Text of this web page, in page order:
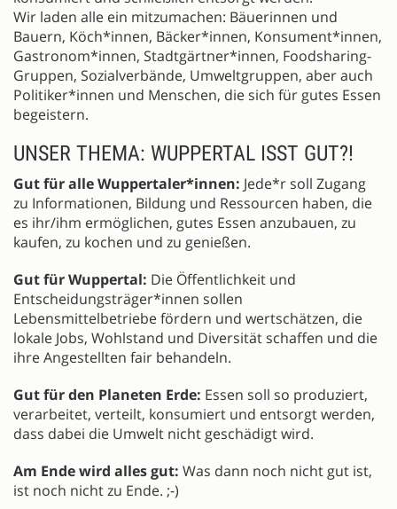
Wir laden alle ein mitzumachen: Bäuerinnen und
Bauern, Köch*innen, Bäcker*innen, Konsument*innen,
Gastronom*innen, Stadtgärtner*innen, Foodsharing-
Gruppen, Sozialverbände, Umweltgruppen, aber auch
Politiker*innen und Menschen, die sich für gutes Essen
begeistern.
UNSER THEMA: WUPPERTAL ISST GUT?!
Gut für alle Wuppertaler*innen: Jede*r soll Zugang
zu Informationen, Bildung und Ressourcen haben, die
es ihr/ihm ermöglichen, gutes Essen anzubauen, zu
kaufen, zu kochen und zu genießen.
Gut für Wuppertal: Die Öffentlichkeit und
Entscheidungsträger*innen sollen
Lebensmittelbetriebe fördern und wertschätzen, die
lokale Jobs, Wohlstand und Diversität schaffen und die
ihre Angestellten fair behandeln.
Gut für den Planeten Erde: Essen soll so produziert,
verarbeitet, verteilt, konsumiert und entsorgt werden,
dass dabei die Umwelt nicht geschädigt wird.
Am Ende wird alles gut: Was dann noch nicht gut ist,
ist noch nicht zu Ende. ;-)